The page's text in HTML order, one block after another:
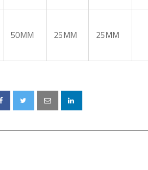
50MM 25MM 25MM